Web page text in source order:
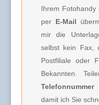
Ihrem
per E-Mail
mir die
selbst kein Fax,
Postfiliale oder
Bekannten.
Telefonnummer
damit ich Sie